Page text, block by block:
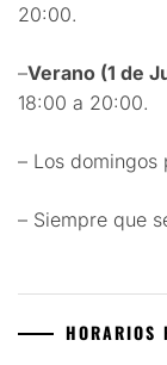
20:00.
–Verano (1 de
18:00 a 20:00.
– Los domingos
– Siempre que
HORARIOS